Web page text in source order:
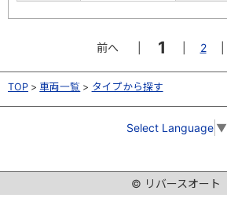
前へ 1 2
TOP 車両一覧 タイプから探す
Select Language ▼
© リバースオート